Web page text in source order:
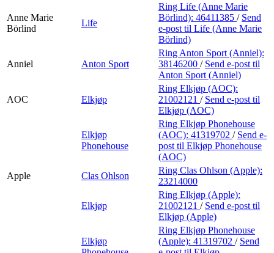
Anne Marie
Börlind
Life
Ring Life (Anne Marie
Börlind): 46411385 / Send
e-post til Life (Anne Marie
Börlind)
Anniel Anton Sport
Ring Anton Sport (Anniel):
38146200 / Send e-post til
Anton Sport (Anniel)
AOC Elkjøp
Ring Elkjøp (AOC):
21002121 / Send e-post til
Elkjøp (AOC)
Elkjøp
Phonehouse
Ring Elkjøp Phonehouse
(AOC): 41319702 / Send e-
post til Elkjøp Phonehouse
(AOC)
Apple
Clas Ohlson
Ring Clas Ohlson (Apple):
23214000
Elkjøp
Ring Elkjøp (Apple):
21002121 / Send e-post til
Elkjøp (Apple)
Elkjøp
Ring Elkjøp Phonehouse
(Apple): 41319702 / Send